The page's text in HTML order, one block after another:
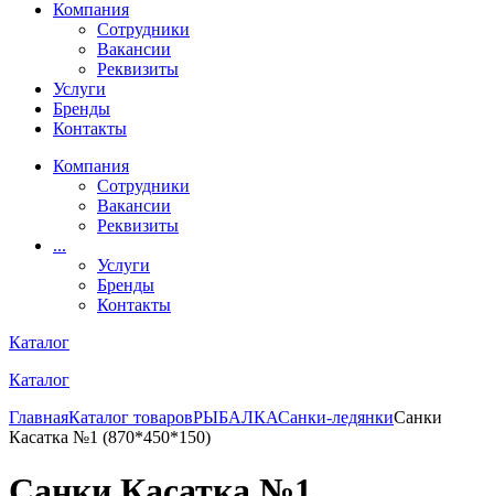
Компания
Сотрудники
Вакансии
Реквизиты
Услуги
Бренды
Контакты
Компания
Сотрудники
Вакансии
Реквизиты
...
Услуги
Бренды
Контакты
Каталог
Каталог
ГлавнаяКаталог товаровРЫБАЛКАСанки-ледянкиСанки
Касатка №1 (870*450*150)